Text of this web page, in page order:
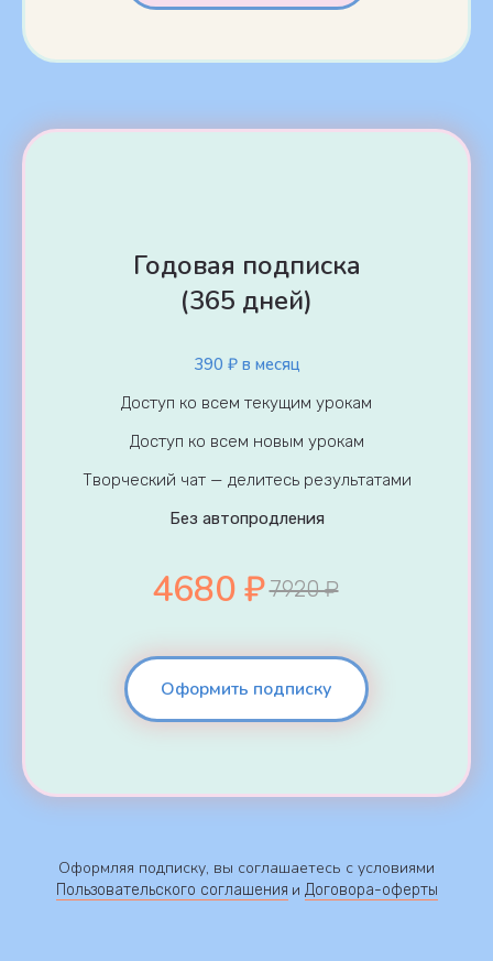
Годовая подписка
(365 дней)
390 ₽ в месяц
Доступ ко всем текущим урокам
Доступ ко всем новым урокам
Творческий чат — делитесь результатами
Без автопродления
4680 ₽7920 ₽
Оформить подписку
Оформляя подписку, вы соглашаетесь с условиями
Пользовательского соглашения и Договора-оферты